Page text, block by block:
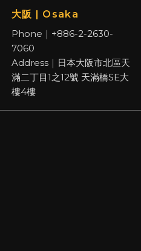
大阪 | Osaka
Phone｜+886-2-2630-
7060
Address｜日本大阪市北區天
滿二丁目1之12號 天滿橋SE大
樓4樓